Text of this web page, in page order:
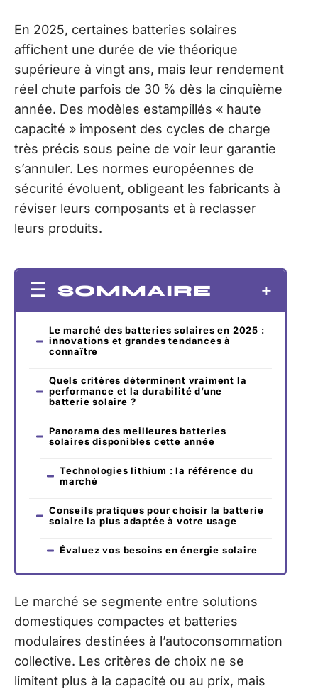
En 2025, certaines batteries solaires
affichent une durée de vie théorique
supérieure à vingt ans, mais leur rendement
réel chute parfois de 30 % dès la cinquième
année. Des modèles estampillés « haute
capacité » imposent des cycles de charge
très précis sous peine de voir leur garantie
s’annuler. Les normes européennes de
sécurité évoluent, obligeant les fabricants à
réviser leurs composants et à reclasser
leurs produits.
SOMMAIRE
Le marché des batteries solaires en 2025 :
innovations et grandes tendances à
connaître
Quels critères déterminent vraiment la
performance et la durabilité d’une
batterie solaire ?
Panorama des meilleures batteries
solaires disponibles cette année
Technologies lithium : la référence du
marché
Conseils pratiques pour choisir la batterie
solaire la plus adaptée à votre usage
Évaluez vos besoins en énergie solaire
Le marché se segmente entre solutions
domestiques compactes et batteries
modulaires destinées à l’autoconsommation
collective. Les critères de choix ne se
limitent plus à la capacité ou au prix, mais